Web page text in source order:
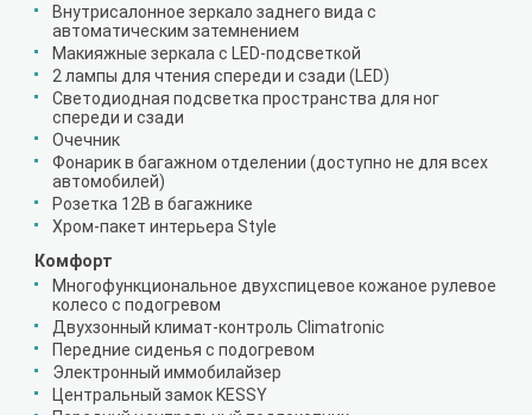
Внутрисалонное зеркало заднего вида с
автоматическим затемнением
Макияжные зеркала с LED-подсветкой
2 лампы для чтения спереди и сзади (LED)
Светодиодная подсветка пространства для ног
спереди и сзади
Очечник
Фонарик в багажном отделении (доступно не для всех
автомобилей)
Розетка 12В в багажнике
Хром-пакет интерьера Style
Комфорт
Многофункциональное двухспицевое кожаное рулевое
колесо с подогревом
Двухзонный климат-контроль Climatronic
Передние сиденья с подогревом
Электронный иммобилайзер
Центральный замок KESSY